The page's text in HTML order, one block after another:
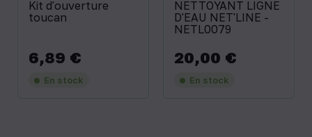
Kit d'ouverture
toucan
Prix
6,89 €
En stock
NETTOYANT LIGNE
D'EAU NET'LINE -
NETL0079
Prix
20,00 €
En stock